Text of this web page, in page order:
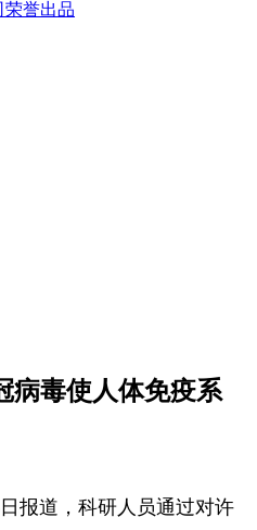
病毒使人体免疫系
报道，科研人员通过对许